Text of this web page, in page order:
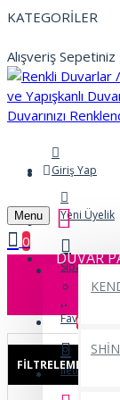
KATEGORİLER
Alışveriş Sepetiniz
Giriş Yap
Yeni Üyelik
Siparişlerim
Favorilerim
0
İletişim
DUVAR
Menu
0
FILTRELEME